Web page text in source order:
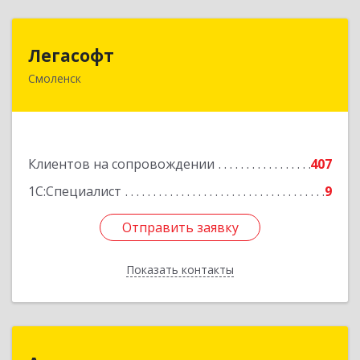
Легасофт
Смоленск
Клиентов на сопровождении
407
1С:Специалист
9
Отправить заявку
Показать контакты
214018, Смоленская обл, Смоленск г, Ново-
Отправить заявку
Назад